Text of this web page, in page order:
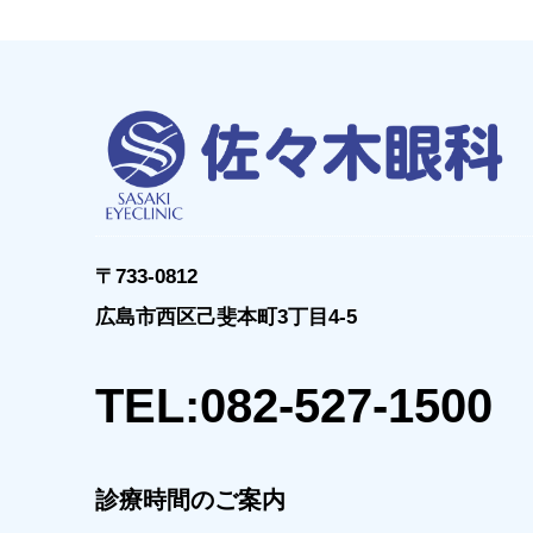
〒733-0812
広島市西区己斐本町3丁目4-5
TEL:082-527-1500
診療時間のご案内